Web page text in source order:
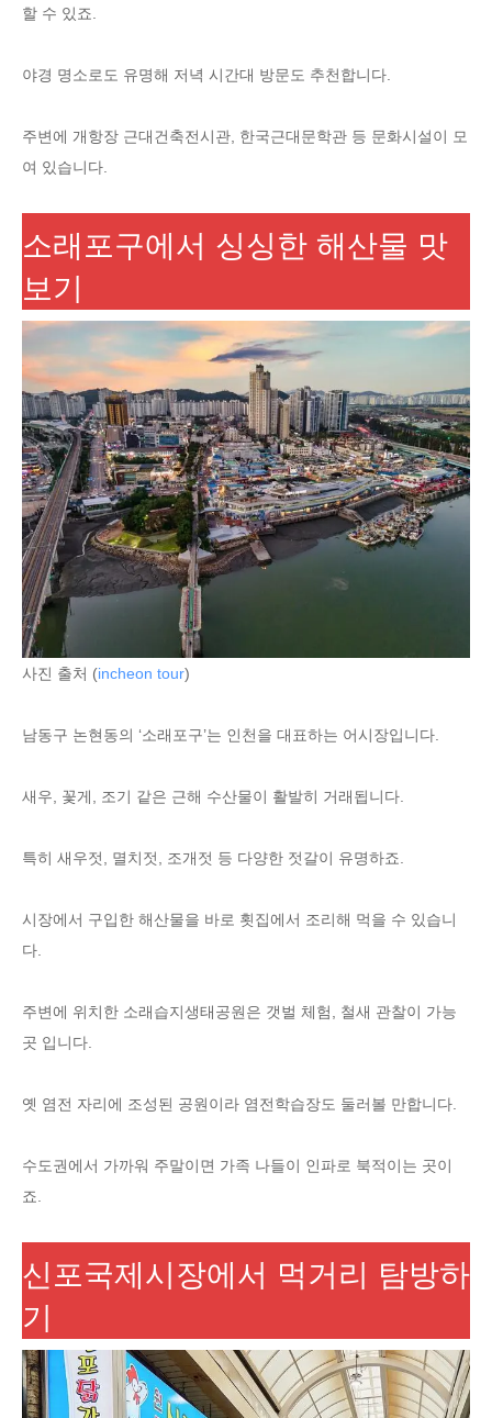
할 수 있죠.
야경 명소로도 유명해 저녁 시간대 방문도 추천합니다.
주변에 개항장 근대건축전시관, 한국근대문학관 등 문화시설이 모
여 있습니다.
소래포구에서 싱싱한 해산물 맛
보기
사진 출처 (incheon tour)
남동구 논현동의 ‘소래포구’는 인천을 대표하는 어시장입니다.
새우, 꽃게, 조기 같은 근해 수산물이 활발히 거래됩니다.
특히 새우젓, 멸치젓, 조개젓 등 다양한 젓갈이 유명하죠.
시장에서 구입한 해산물을 바로 횟집에서 조리해 먹을 수 있습니
다.
주변에 위치한 소래습지생태공원은 갯벌 체험, 철새 관찰이 가능
곳 입니다.
옛 염전 자리에 조성된 공원이라 염전학습장도 둘러볼 만합니다.
수도권에서 가까워 주말이면 가족 나들이 인파로 북적이는 곳이
죠.
신포국제시장에서 먹거리 탐방하
기